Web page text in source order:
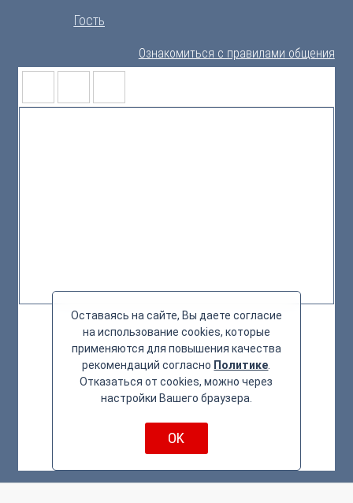
Гость
Ознакомиться с правилами общения
Оставаясь на сайте, Вы даете согласие
на использование cookies, которые
применяются для повышения качества
рекомендаций согласно Политике
Отказаться от cookies, можно через
настройки Вашего браузера.
OK